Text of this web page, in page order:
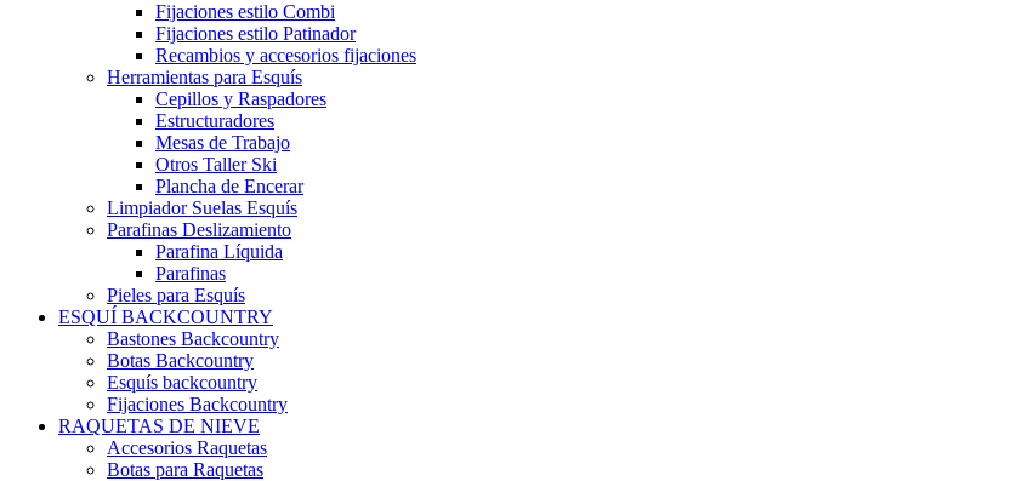
Fijaciones estilo Combi
Fijaciones estilo Patinador
Recambios y accesorios fijaciones
Herramientas para Esquís
Cepillos y Raspadores
Estructuradores
Mesas de Trabajo
Otros Taller Ski
Plancha de Encerar
Limpiador Suelas Esquís
Parafinas Deslizamiento
Parafina Líquida
Parafinas
Pieles para Esquís
ESQUÍ BACKCOUNTRY
Bastones Backcountry
Botas Backcountry
Esquís backcountry
Fijaciones Backcountry
RAQUETAS DE NIEVE
Accesorios Raquetas
Botas para Raquetas